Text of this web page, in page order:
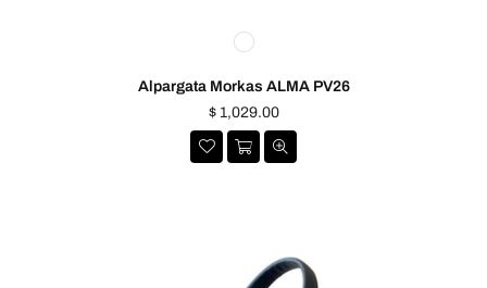
Alpargata Morkas ALMA PV26
Precio
habitual
$ 1,029.00